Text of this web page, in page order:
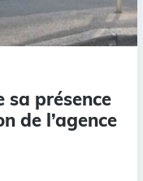
sa présence
de l’agence